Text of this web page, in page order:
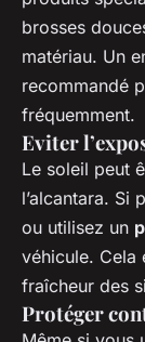
brosses
matériau. Un
recommandé
fréquemment.
Eviter
Le soleil peut
l’alcantara. Si
ou utilisez un
véhicule. Cela
fraîcheur des
Protéger